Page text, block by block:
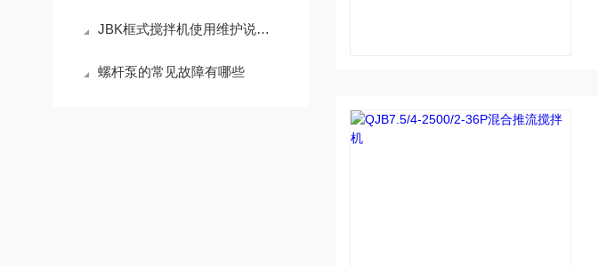
JBK框式搅拌机使用维护说明书
​螺杆泵的常见故障有哪些